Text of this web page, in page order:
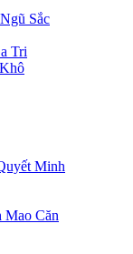
Sắc
Tri
Minh
Mao Căn